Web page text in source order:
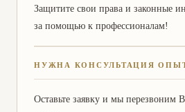
Защитите свои права и законные
за помощью к профессионалам!
НУЖНА КОНСУЛЬТАЦИЯ
Оставьте заявку и мы перезвоним